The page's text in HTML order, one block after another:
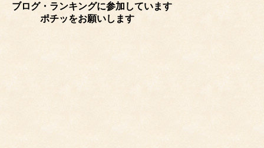
ブログ・ランキングに参加しています
ポチッをお願いします